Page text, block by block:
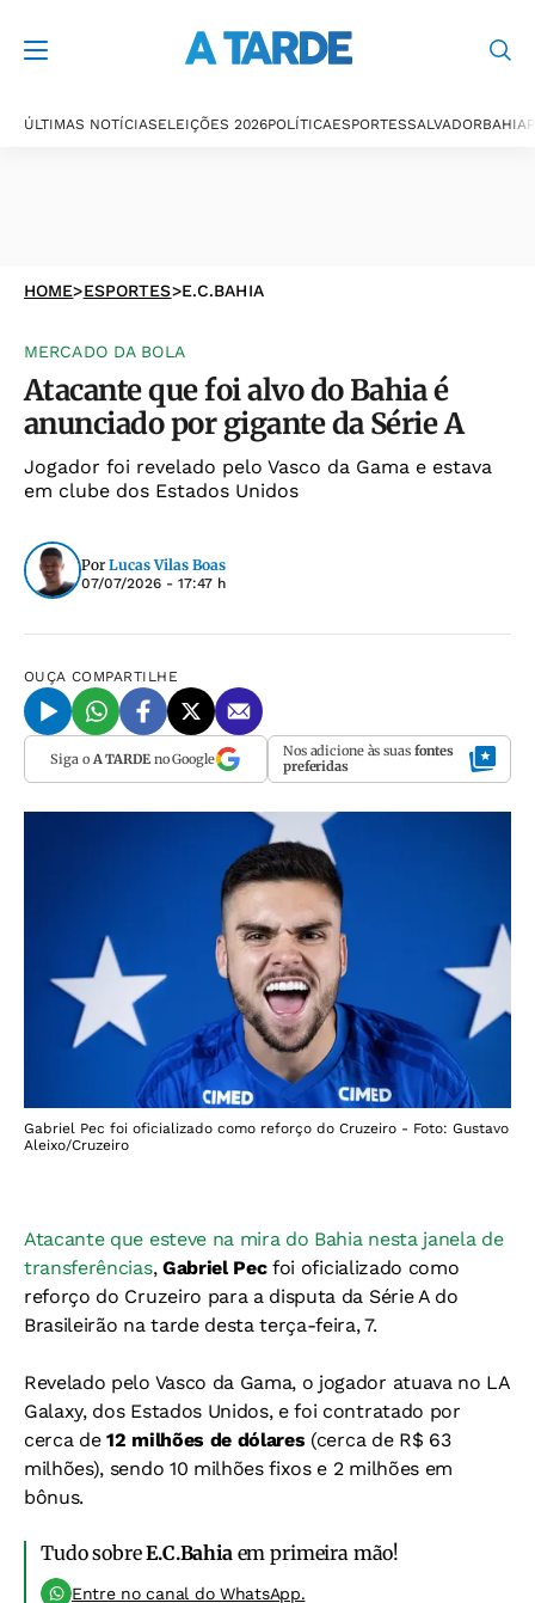
ÚLTIMAS NOTÍCIASELEIÇÕES 2026POLÍTICAESPORTESSALVADORBAHIA
HOME>ESPORTES>E.C.BAHIA
MERCADO DA BOLA
Atacante que foi alvo do Bahia é
anunciado por gigante da Série A
Jogador foi revelado pelo Vasco da Gama e estava
em clube dos Estados Unidos
Por Lucas Vilas Boas
07/07/2026 - 17:47 h
OUÇA COMPARTILHE
Siga o A TARDEno Google Nos adicione às suas fontes
preferidas
Gabriel Pec foi oficializado como reforço do Cruzeiro - Foto: Gustavo
Aleixo/Cruzeiro
Atacante que esteve na mira do Bahia nesta janela de
transferências, Gabriel Pecfoi oficializado como
reforço do Cruzeiro para a disputa da Série A do
Brasileirão na tarde desta terça-feira, 7.
Revelado pelo Vasco da Gama, o jogador atuava no LA
Galaxy, dos Estados Unidos, e foi contratado por
cerca de12 milhões de dólares (cerca de R$ 63
milhões), sendo 10 milhões fixos e 2 milhões em
bônus.
Tudo sobreE.C.Bahia em primeira mão!
Entre no canal do WhatsApp.